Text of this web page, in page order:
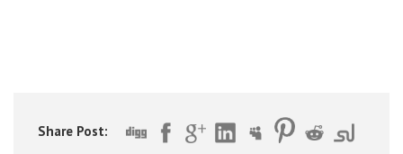
Share Post: